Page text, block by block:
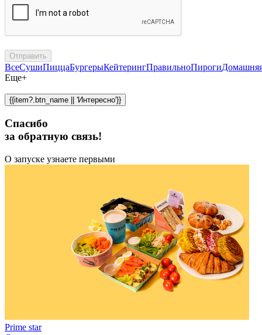
Отправить
ВсеСушиПиццаБургерыКейтерингПравильноПироги
Еще+
{{item?.btn_name || 'Интересно'}}
Спасибо
за обратную связь!
О запуске узнаете первыми
Prime star